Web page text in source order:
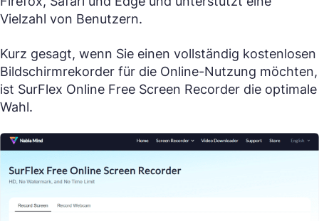
Vielzahl von Benutzern.
Kurz gesagt, wenn Sie einen vollständig kostenlosen
Bildschirmrekorder für die Online-Nutzung möchten,
ist SurFlex Online Free Screen Recorder die optimale
Wahl.